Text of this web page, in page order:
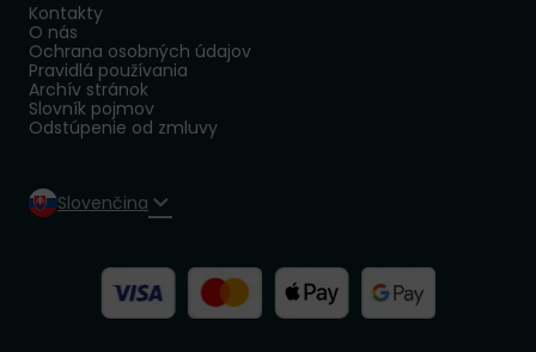
Kontakty
O nás
Ochrana osobných údajov
Pravidlá používania
Archív stránok
Slovník pojmov
Odstúpenie od zmluvy
Slovenčina